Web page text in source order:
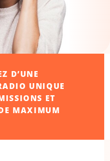
D’UNE
UNIQUE
ET
MAXIMUM